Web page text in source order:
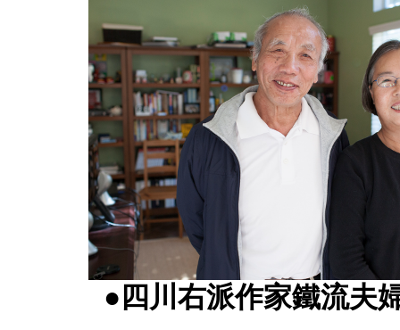
●四川右派作家鐵流夫